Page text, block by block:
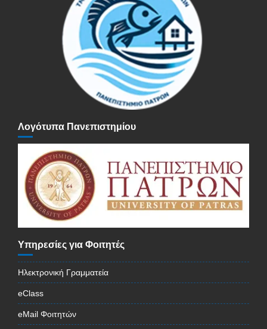
Λογότυπα Πανεπιστημίου
Υπηρεσίες για Φοιτητές
Ηλεκτρονική Γραμματεία
eClass
eMail Φοιτητών